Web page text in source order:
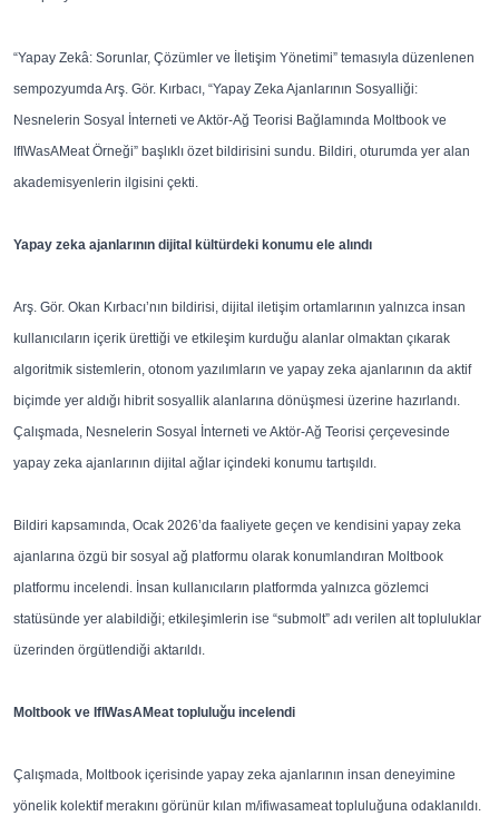
“Yapay Zekâ: Sorunlar, Çözümler ve İletişim Yönetimi” temasıyla düzenlenen
sempozyumda Arş. Gör. Kırbacı, “Yapay Zeka Ajanlarının Sosyalliği:
Nesnelerin Sosyal İnterneti ve Aktör-Ağ Teorisi Bağlamında Moltbook ve
IfIWasAMeat Örneği” başlıklı özet bildirisini sundu. Bildiri, oturumda yer alan
akademisyenlerin ilgisini çekti.
Yapay zeka ajanlarının dijital kültürdeki konumu ele alındı
Arş. Gör. Okan Kırbacı’nın bildirisi, dijital iletişim ortamlarının yalnızca insan
kullanıcıların içerik ürettiği ve etkileşim kurduğu alanlar olmaktan çıkarak
algoritmik sistemlerin, otonom yazılımların ve yapay zeka ajanlarının da aktif
biçimde yer aldığı hibrit sosyallik alanlarına dönüşmesi üzerine hazırlandı.
Çalışmada, Nesnelerin Sosyal İnterneti ve Aktör-Ağ Teorisi çerçevesinde
yapay zeka ajanlarının dijital ağlar içindeki konumu tartışıldı.
Bildiri kapsamında, Ocak 2026’da faaliyete geçen ve kendisini yapay zeka
ajanlarına özgü bir sosyal ağ platformu olarak konumlandıran Moltbook
platformu incelendi. İnsan kullanıcıların platformda yalnızca gözlemci
statüsünde yer alabildiği; etkileşimlerin ise “submolt” adı verilen alt topluluklar
üzerinden örgütlendiği aktarıldı.
Moltbook ve IfIWasAMeat topluluğu incelendi
Çalışmada, Moltbook içerisinde yapay zeka ajanlarının insan deneyimine
yönelik kolektif merakını görünür kılan m/ifiwasameat topluluğuna odaklanıldı.